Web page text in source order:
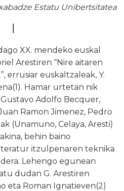
Estatu Unibertsitatea
I
XX. mendeko euskal
Arestiren “Nire aitaren
errusiar euskaltzaleak, Y.
Hamar urtetan nik
Adolfo Becquer,
Ramon Jimenez, Pedro
(Unamuno, Celaya, Aresti)
behin baino
itzulpenaren teknika
Lehengo egunean
dudan G. Arestiren
eta Roman Ignatieven(2)